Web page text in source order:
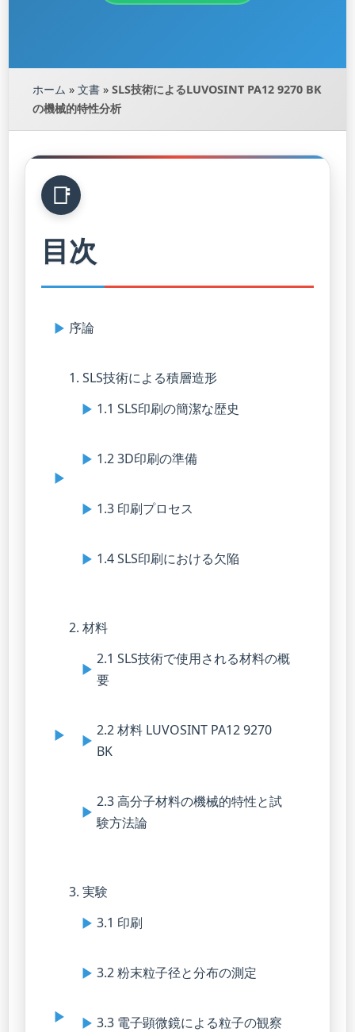
ホーム » 文書 » SLS技術によるLUVOSINT PA12 9270 BK
の機械的特性分析
目次
序論
1. SLS技術による積層造形
1.1 SLS印刷の簡潔な歴史
1.2 3D印刷の準備
1.3 印刷プロセス
1.4 SLS印刷における欠陥
2. 材料
2.1 SLS技術で使用される材料の概
要
2.2 材料 LUVOSINT PA12 9270
BK
2.3 高分子材料の機械的特性と試
験方法論
3. 実験
3.1 印刷
3.2 粉末粒子径と分布の測定
3.3 電子顕微鏡による粒子の観察